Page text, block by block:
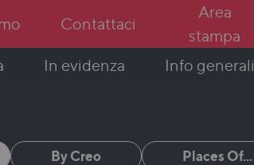
Contattaci
Area
stampa
In evidenza Info generali
By Creo Places Of...